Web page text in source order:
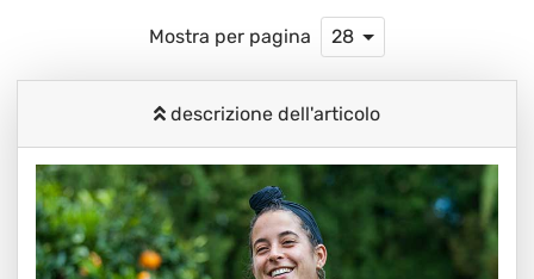
Mostra per pagina 28
descrizione dell'articolo